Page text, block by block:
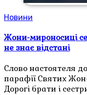
Новини
Жони-мироносиці
не знає відстані
Слово настоятеля
парафії Святих
Дорогі брати і